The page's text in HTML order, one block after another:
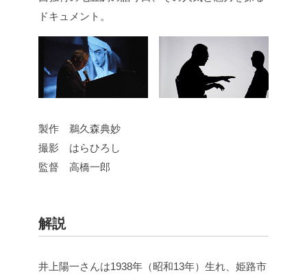
ドキュメント。
製作 鵜久森典妙
撮影 はらひろし
監督 高橋一郎
解説
井上陽一さんは1938年（昭和13年）生れ、姫路市